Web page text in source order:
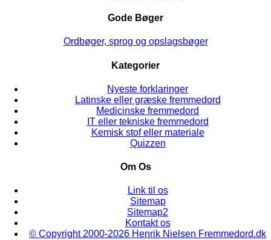
Gode Bøger
Ordbøger, sprog og opslagsbøger
Kategorier
Nyeste forklaringer
Latinske eller græske fremmedord
Medicinske fremmedord
IT eller tekniske fremmedord
Kemisk stof eller materiale
Quizzen
Om Os
Link til os
Sitemap
Sitemap2
Kontakt os
© Copyright 2000-2026 Henrik Nielsen Fremmedord.dk